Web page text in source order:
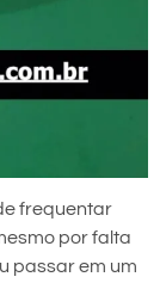
frequentar
por falta
passar em um